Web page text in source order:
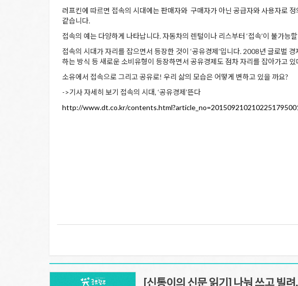
러프킨에 따르면 접속의 시대에는 판매자와 구매자가 아닌 공급자와 사용자로
같습니다.
접속의 예는 다양하게 나타납니다. 자동차의 렌털이나 리스부터 ‘접속’이 불가능
접속의 시대가 자리를 잡으면서 등장한 것이 ‘공유경제’입니다. 2008년 글로벌
하는 방식 등 새로운 소비유형이 등장하면서 공유경제도 점차 자리를 잡아가고
소유에서 접속으로 그리고 공유로! 우리 삶의 모습은 어떻게 변하고 있을 까요?
->기사 자세히 보기 접속의 시대, ‘공유경제’뜬다
http://www.dt.co.kr/
[신통이의 신문 읽기] 나눠 쓰고 빌